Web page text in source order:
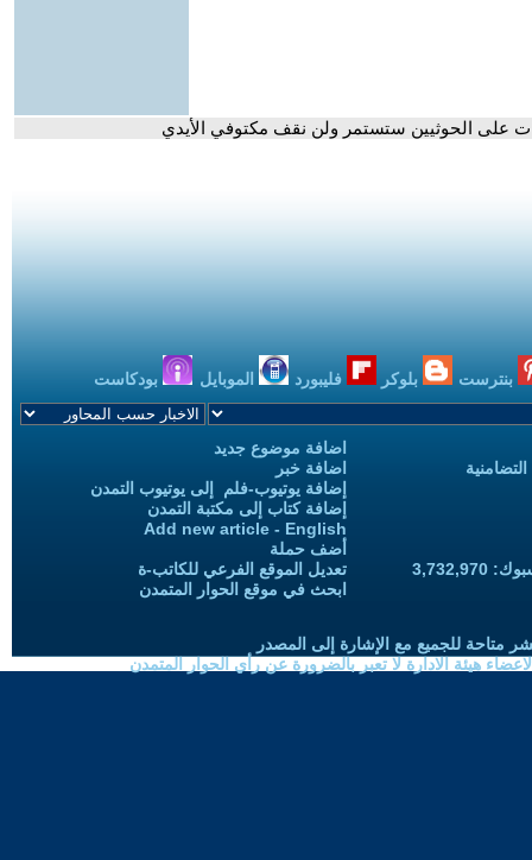
على الحوثيين ستستمر ولن نقف مكتوفي الأيدي
بنترست بلوكر فليبورد الموبايل بودكاست
اضافة موضوع جديد
اضافة خبر
إضافة يوتيوب-فلم إلى يوتيوب التمدن
إضافة كتاب إلى مكتبة التمدن
Add new article - English
أضف حملة
تعديل الموقع الفرعي للكاتب-ة
ابحث في موقع الحوار المتمدن
متاحة للجميع مع الإشارة إلى المصدر
هيئة الادارة لا تعبر بالضرورة عن رأي الحوار المتمدن